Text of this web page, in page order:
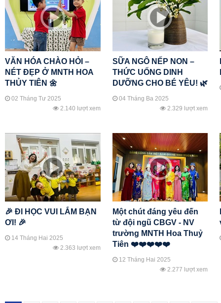
VĂN HÓA CHÀO HỎI –
NÉT ĐẸP Ở MNTH HOA
THỦY TIÊN 🌼
02 Tháng Tư 2025
2.140 lượt xem
SỮA NGÔ NẾP NON –
THỨC UỐNG DINH
DƯỠNG CHO BÉ YÊU! 🌿
04 Tháng Ba 2025
2.329 lượt xem
🎉 ĐI HỌC VUI LẮM BẠN
ƠI! 🎉
14 Tháng Hai 2025
2.363 lượt xem
Một chút đáng yêu đến
từ đội ngũ CBGV - NV
trường MNTH Hoa Thuỷ
Tiên ❤️❤️❤️❤️❤️
12 Tháng Hai 2025
2.277 lượt xem